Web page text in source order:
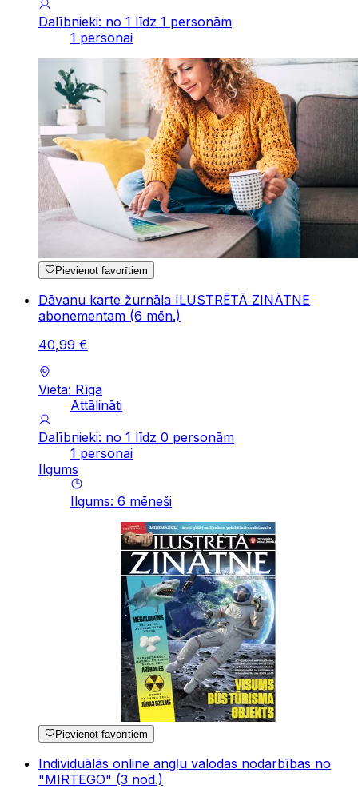
Dalībnieki: no 1 līdz 1 personām
1 personai
Pievienot favorītiem
Dāvanu karte žurnāla ILUSTRĒTĀ ZINĀTNE
abonementam (6 mēn.)
40,99 €
Vieta: Rīga
Attālināti
Dalībnieki: no 1 līdz 0 personām
1 personai
Ilgums
Ilgums: 6 mēneši
Pievienot favorītiem
Individuālās online angļu valodas nodarbības no
"MIRTEGO" (3 nod.)